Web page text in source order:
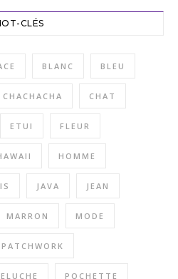
CLÉS
BLANC BLEU
CHACHACHA CHAT
ETUI FLEUR
HOMME
JAVA JEAN
MARRON MODE
PATCHWORK
POCHETTE